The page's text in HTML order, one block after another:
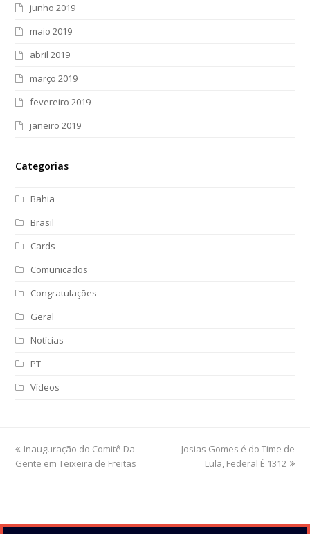
junho 2019
maio 2019
abril 2019
março 2019
fevereiro 2019
janeiro 2019
Categorias
Bahia
Brasil
Cards
Comunicados
Congratulações
Geral
Notícias
PT
Vídeos
previous
post:
Inauguração do Comitê Da
Gente em Teixeira de Freitas
next
Josias Gomes é do Time de
Lula, Federal É 1312